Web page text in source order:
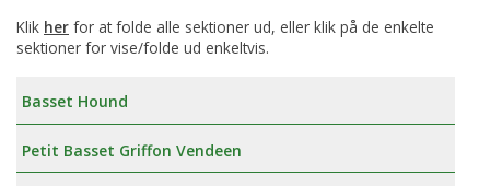
Klik her for at folde alle sektioner ud, eller klik på de enkelte
sektioner for vise/folde ud enkeltvis.
Basset Hound
Petit Basset Griffon Vendeen